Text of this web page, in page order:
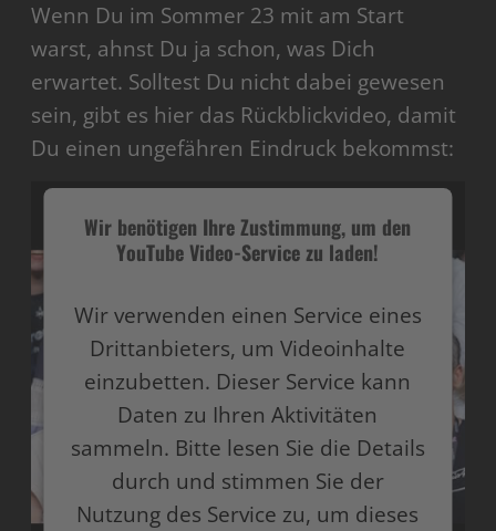
Wenn Du im Sommer 23 mit am Start
warst, ahnst Du ja schon, was Dich
erwartet. Solltest Du nicht dabei gewesen
sein, gibt es hier das Rückblickvideo, damit
Du einen ungefähren Eindruck bekommst:
Wir benötigen Ihre Zustimmung, um den
YouTube Video-Service zu laden!
Wir verwenden einen Service eines
Drittanbieters, um Videoinhalte
einzubetten. Dieser Service kann
Daten zu Ihren Aktivitäten
sammeln. Bitte lesen Sie die Details
durch und stimmen Sie der
Nutzung des Service zu, um dieses